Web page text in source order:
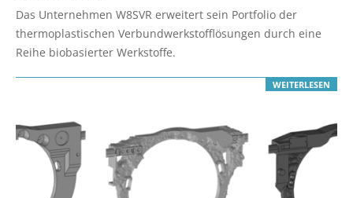
10-
06
Das Unternehmen W8SVR erweitert sein Portfolio der
thermoplastischen Verbundwerkstofflösungen durch eine
Reihe biobasierter Werkstoffe.
WEITERLESEN